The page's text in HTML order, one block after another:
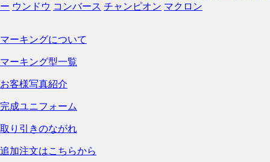
ー ウンドウ コンバース チャンピオン マクロン
マーキングについて
マーキング型一覧
お客様写真紹介
完成ユニフォーム
取り引きのながれ
追加注文はこちらから